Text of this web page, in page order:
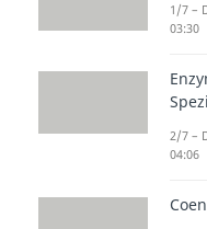
Blutzucke
Dauer: 03:14
1/7 –
03:30
2/7 –
04:06